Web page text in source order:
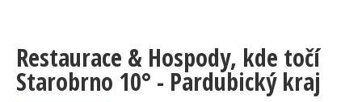
Restaurace & Hospody, kde točí
Starobrno 10° - Pardubický kraj